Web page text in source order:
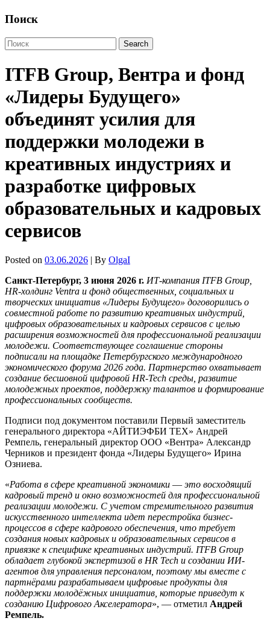
Поиск
ITFB Group, Вентра и фонд
«Лидеры Будущего»
объединят усилия для
поддержки молодежи в
креативных индустриях и
разработке цифровых
образовательных и кадровых
сервисов
Posted on 03.06.2026 | By OlgaI
Санкт-Петербург, 3 июня 2026 г. ИТ-компания ITFB Group,
HR-холдинг Ventra и фонд общественных, социальных и
творческих инициатив «Лидеры Будущего» договорились о
совместной работе по развитию креативных индустрий,
цифровых образовательных и кадровых сервисов с целью
расширения возможностей для профессиональной реализации
молодежи. Соответствующее соглашение стороны
подписали на площадке Петербургского международного
экономического форума 2026 года. Партнерство охватывает
создание бесшовной цифровой НR-Tech среды, развитие
молодежных проектов, поддержку талантов и формирование
профессиональных сообществ.
Подписи под документом поставили Первый заместитель
генерального директора «АЙТИЭФБИ ТЕХ» Андрей
Ремпель, генеральный директор ООО «Вентра» Александр
Черников и президент фонда «Лидеры Будущего» Ирина
Озниева.
«Работа в сфере креативной экономики — это восходящий
кадровый тренд и окно возможностей для профессиональной
реализации молодежи. С учетом стремительного развития
искусственного интеллекта идет перестройка бизнес-
процессов в сфере кадрового обеспечения, что требует
создания новых кадровых и образовательных сервисов в
привязке к специфике креативных индустрий. ITFB Group
обладает глубокой экспертизой в HR Tech и создании ИИ-
агентов для управления персоналом, поэтому мы вместе с
партнёрами разрабатываем цифровые продукты для
поддержки молодёжных инициатив, которые приведут к
созданию Цифрового Акселератора», — отметил Андрей
Ремпель.